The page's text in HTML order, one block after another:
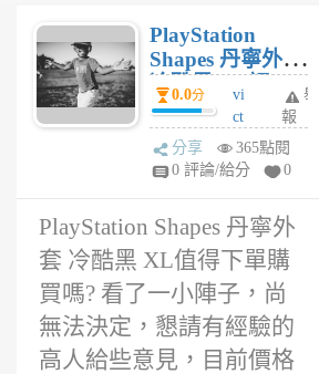
PlayStation
Shapes 丹寧外套
冷酷黑 XL評
價，值得買?
0.0分
vi
ct
or
1
舉
報
分享
365點閱
0 評論/給分
0
PlayStation Shapes 丹寧外
套 冷酷黑 XL值得下單購
買嗎? 看了一小陣子，尚
無法決定，懇請有經驗的
高人給些意見，目前價格